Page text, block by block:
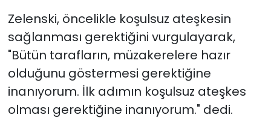
Zelenski, öncelikle koşulsuz ateşkesin
sağlanması gerektiğini vurgulayarak,
"Bütün tarafların, müzakerelere hazır
olduğunu göstermesi gerektiğine
inanıyorum. İlk adımın koşulsuz ateşkes
olması gerektiğine inanıyorum." dedi.